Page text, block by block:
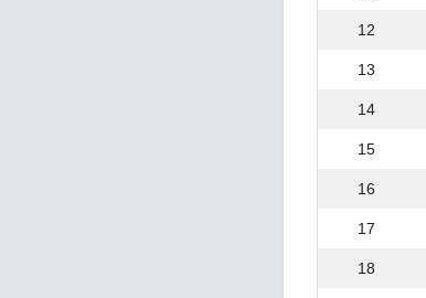
12
13
14
15
16
17
18